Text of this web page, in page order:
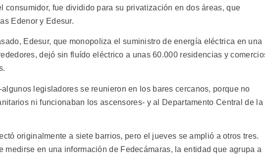
consumidor, fue dividido para su privatización en dos áreas, que
Edenor y Edesur.
Edesur, que monopoliza el suministro de energía eléctrica en una
dejó sin fluído eléctrico a unas 60.000 residencias y
legisladores se reunieron en los bares cercanos, porque no
ni funcionaban los ascensores- y al Departamento Central de la
originalmente a siete barrios, pero el jueves se amplió a otros tres.
medirse en una información de Fedecámaras, la entidad que agrupa a